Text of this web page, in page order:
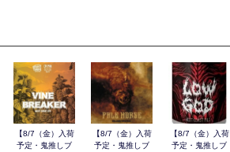
【8/7（金）入荷
予定・鬼推しブ
【8/7（金）入荷
予定・鬼推しブ
【8/7（金）入荷
予定・鬼推しブ